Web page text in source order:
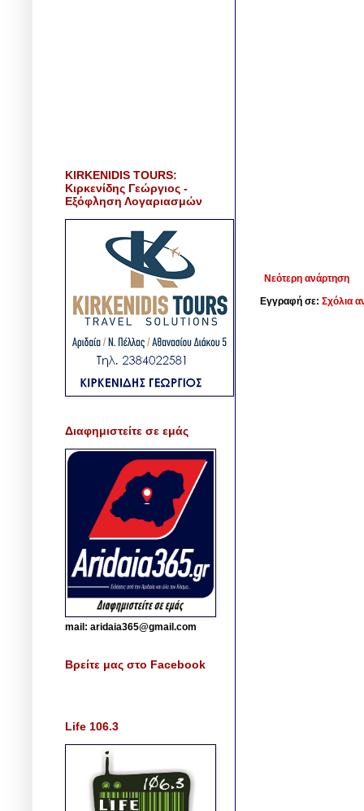
Νεότερη ανάρτηση
Εγγραφή σε: Σχόλια
KIRKENIDIS TOURS:
Κιρκενίδης Γεώργιος -
Εξόφληση Λογαριασμών
Διαφημιστείτε σε εμάς
mail: aridaia365@gmail.com
Βρείτε μας στο Facebook
Life 106.3